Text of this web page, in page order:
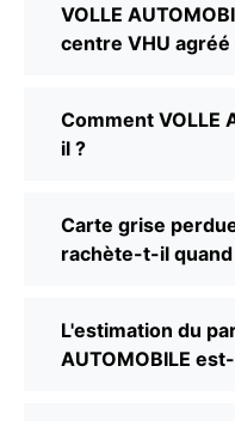
VOLLE
centre VHU agréé
Comment VOLLE
il ?
Carte grise
rachète-t-il quand
L'estimation du
AUTOMOBILE